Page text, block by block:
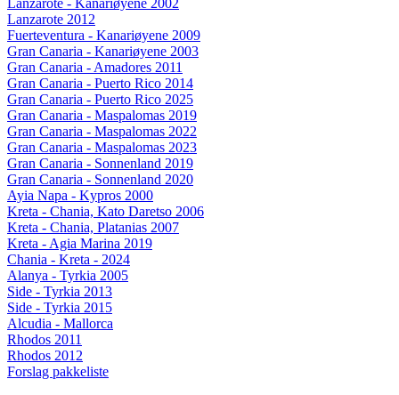
Lanzarote - Kanariøyene 2002
Lanzarote 2012
Fuerteventura - Kanariøyene 2009
Gran Canaria - Kanariøyene 2003
Gran Canaria - Amadores 2011
Gran Canaria - Puerto Rico 2014
Gran Canaria - Puerto Rico 2025
Gran Canaria - Maspalomas 2019
Gran Canaria - Maspalomas 2022
Gran Canaria - Maspalomas 2023
Gran Canaria - Sonnenland 2019
Gran Canaria - Sonnenland 2020
Ayia Napa - Kypros 2000
Kreta - Chania, Kato Daretso 2006
Kreta - Chania, Platanias 2007
Kreta - Agia Marina 2019
Chania - Kreta - 2024
Alanya - Tyrkia 2005
Side - Tyrkia 2013
Side - Tyrkia 2015
Alcudia - Mallorca
Rhodos 2011
Rhodos 2012
Forslag pakkeliste